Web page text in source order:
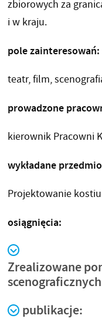
zbiorowych za
i w kraju.
pole zainteresowań:
teatr, film,
prowadzone
kierownik Pracowni
wykładane
Projektowanie
osiągnięcia:
Zrealizowane
publikacje: